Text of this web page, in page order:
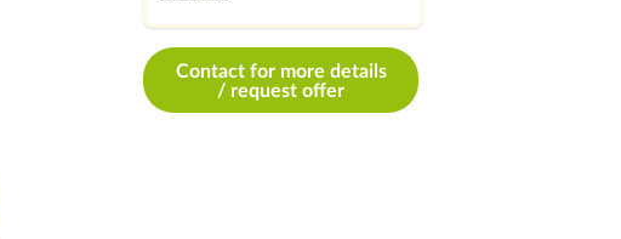
Contact for more details
/ request offer